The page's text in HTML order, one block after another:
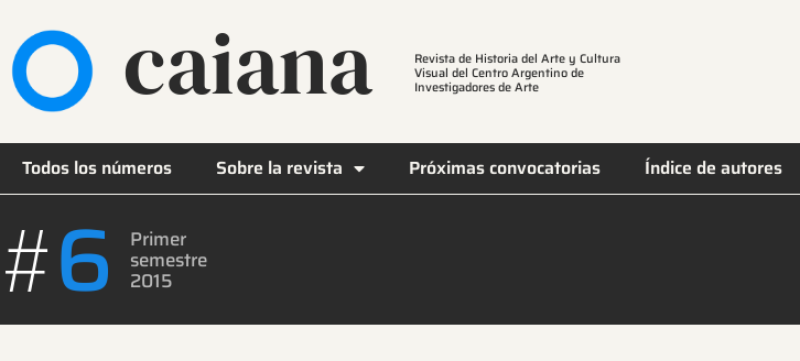
caiana Revista de Historia del Arte y Cultura
Visual del Centro Argentino de
Investigadores de Arte
Todos los números Sobre la revista Próximas convocatorias Índice de autores
#6 Primer
semestre
2015